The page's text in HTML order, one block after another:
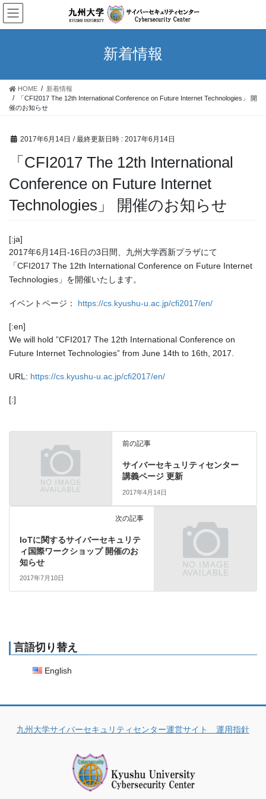
コ
ン
テ
ス
ナ
ビ
ゲ
ン
新着情報
HOME
新着情報
「CFI2017 The 12th International Conference on Future Internet Technologies」 開
催のお知らせ
2017年6月14日 / 最終更新日時 : 2017年6月14日
「CFI2017 The 12th International
Conference on Future Internet
Technologies」 開催のお知らせ
[:ja]
2017年6月14日-16日の3日間、九州大学西新プラザにて
「CFI2017 The 12th International Conference on Future Internet
Technologies」を開催いたします。
イベントページ： https://cs.kyushu-u.ac.jp/cfi2017/en/
[:en]
We will hold ”CFI2017 The 12th International Conference on
Future Internet Technologies” from June 14th to 16th, 2017.
URL: https://cs.kyushu-u.ac.jp/cfi2017/en/
[:]
前の記事
サイバーセキュリティセンター
講義ページ 更新
2017年4月14日
次の記事
IoTに関するサイバーセキュリテ
ィ国際ワークショップ 開催のお
知らせ
2017年7月10日
言語切り替え
English
九州大学サイバーセキュリティセンター運営サイト 運用指針